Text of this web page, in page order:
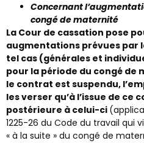
Concernant
congé de maternité
La Cour de cassation pose
augmentations prévues par
tel cas (générales et
pour la période du congé
le contrat est suspendu,
les verser qu’à l’issue de ce
postérieure à celui-ci
1225-26 du Code du travail qui
« à la suite » du congé de